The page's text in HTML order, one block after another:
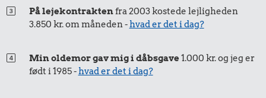
På lejekontraktenfra 2003 kostede lejligheden
3.850 kr. om måneden -hvad er det i dag?
Min oldemor gav mig i dåbsgave1.000 kr. og jeg er
født i 1985 -hvad er det i dag?